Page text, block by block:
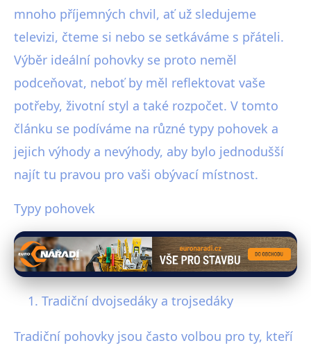
mnoho příjemných chvil, ať už sledujeme
televizi, čteme si nebo se setkáváme s přáteli.
Výběr ideální pohovky se proto neměl
podceňovat, neboť by měl reflektovat vaše
potřeby, životní styl a také rozpočet. V tomto
článku se podíváme na různé typy pohovek a
jejich výhody a nevýhody, aby bylo jednodušší
najít tu pravou pro vaši obývací místnost.
Typy pohovek
Tradiční dvojsedáky a trojsedáky
Tradiční pohovky jsou často volbou pro ty, kteří